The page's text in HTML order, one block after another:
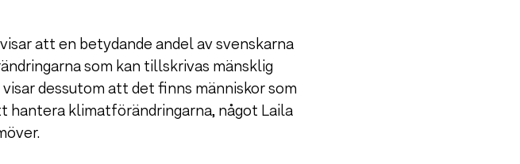
att en betydande andel av svenskarna
som kan tillskrivas mänsklig
dessutom att det finns människor som
klimatförändringarna, något Laila